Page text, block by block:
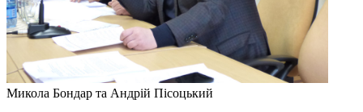
Микола Бондар та Андрій Пісоцький